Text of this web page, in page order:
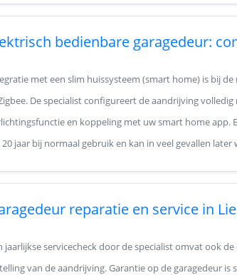
bedienbare garagedeur:
met een slim huissysteem (smart home) is bij
De specialist configureert de aandrijving
en koppeling met uw smart home app.
jaar bij normaal gebruik en kan in veel gevallen
reparatie en service in
jaarlijkse servicecheck door de specialist omvat ook
van de aandrijving. Garantie op de garagedeur